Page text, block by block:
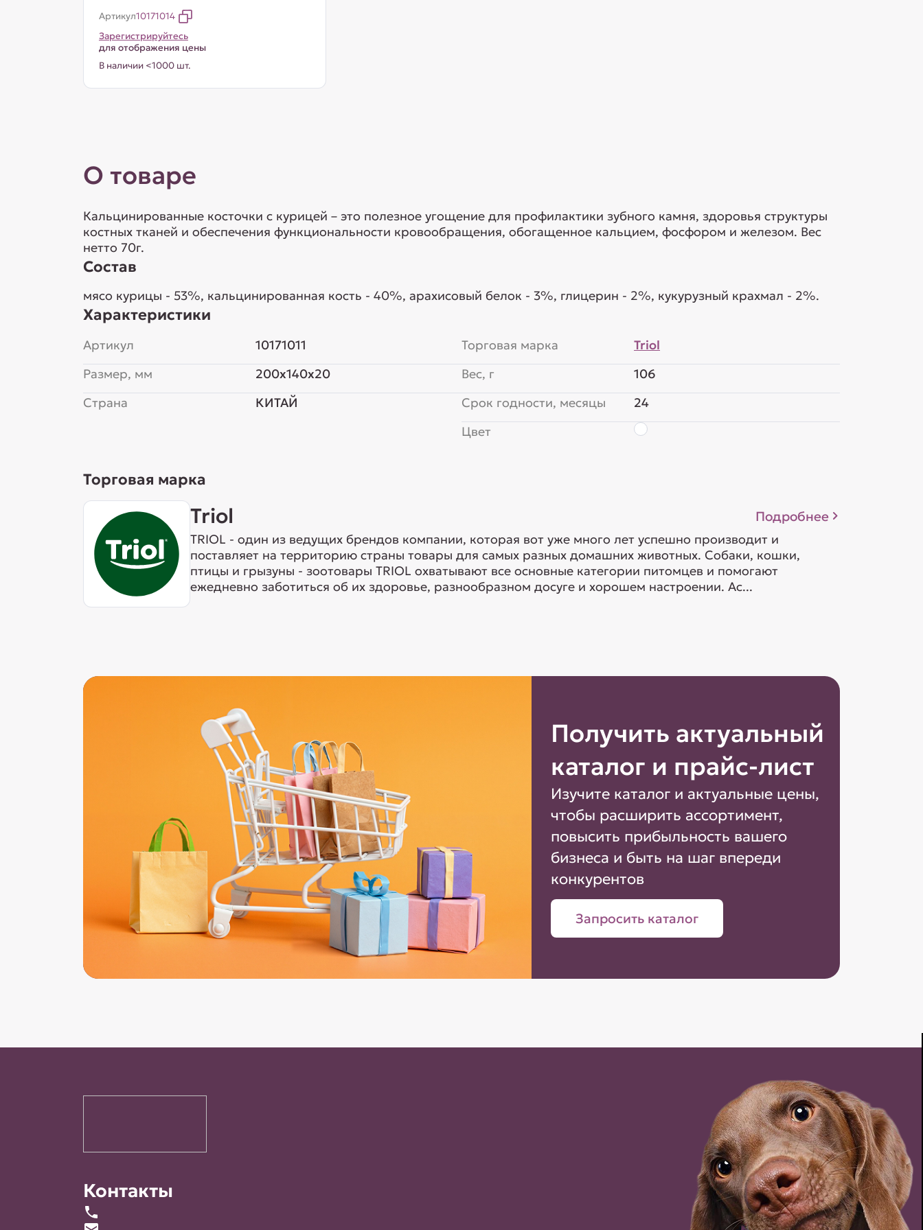
Артикул10171014
Зарегистрируйтесь
для отображения цены
В наличии <1000 шт.
О товаре
Кальцинированные косточки с курицей – это полезное угощение для профилактики зубного камня, здоровья структуры
костных тканей и обеспечения функциональности кровообращения, обогащенное кальцием, фосфором и железом. Вес
нетто 70г.
Состав
мясо курицы - 53%, кальцинированная кость - 40%, арахисовый белок - 3%, глицерин - 2%, кукурузный крахмал - 2%.
Характеристики
Артикул
10171011
Размер, мм
200x140x20
Страна
КИТАЙ
Торговая марка
Triol
Вес, г
106
Срок годности, месяцы
24
Цвет
Торговая марка
Triol Подробнее
TRIOL - один из ведущих брендов компании, которая вот уже много лет успешно производит и
поставляет на территорию страны товары для самых разных домашних животных. Собаки, кошки,
птицы и грызуны - зоотовары TRIOL охватывают все основные категории питомцев и помогают
ежедневно заботиться об их здоровье, разнообразном досуге и хорошем настроении. Ас...
Получить актуальный
каталог и прайс-лист
Изучите каталог и актуальные цены,
чтобы расширить ассортимент,
повысить прибыльность вашего
бизнеса и быть на шаг впереди
конкурентов
Запросить каталог
Контакты